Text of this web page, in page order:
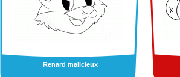
Renard malicieux